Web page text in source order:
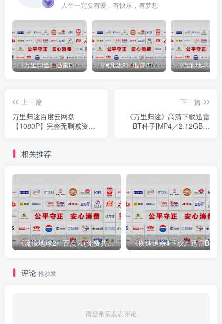
人生一定要有爱，有快乐，有梦想
《万里归途》迅雷BT完整下载[mp3／3.14GB／2.15GB 《阿凡达2》迅雷BT完整下载[MP4／3.12GB／5.35GB]中
上一篇
万里归途百度云网盘
【1080P】完整无删减资源
下一篇
《万里归途》高清下载迅雷
BT种子[MP4／2.12GB／
相关推荐
《流浪地球2》百度云(免费共享)百度云【1280P加长版下载
评论 抢沙发
请登录后发表评论